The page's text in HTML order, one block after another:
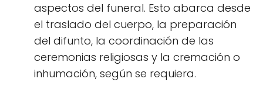
aspectos del funeral. Esto abarca desde
el traslado del cuerpo, la preparación
del difunto, la coordinación de las
ceremonias religiosas y la cremación o
inhumación, según se requiera.